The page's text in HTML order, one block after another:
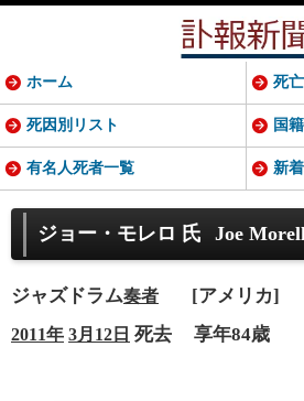
ジョー・モレロ 氏 Joe
ジャズドラム奏者 [アメリカ]
2011年 3月12日 死去 享年84歳
ホーム 死
死因別リスト 国
有名人死者一覧 新